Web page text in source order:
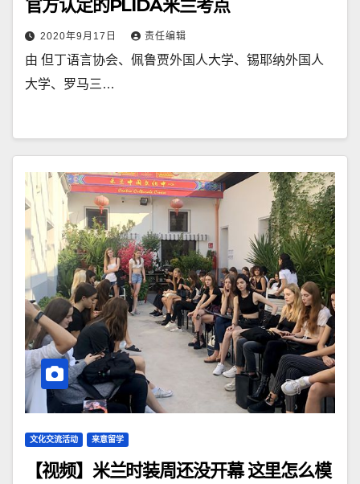
官方认定的PLIDA米兰考点
2020年9月17日 责任编辑
由 但丁语言协会、佩鲁贾外国人大学、锡耶纳外国人
大学、罗马三…
文化交流活动 来意留学
【视频】米兰时装周还没开幕 这里怎么模